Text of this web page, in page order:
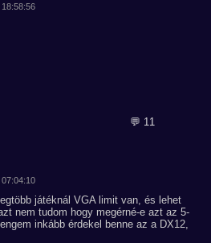
💬 11
játéknál VGA limit van, és lehet
nem tudom hogy megérné-e azt az 5-
inkább érdekel benne az a DX12,